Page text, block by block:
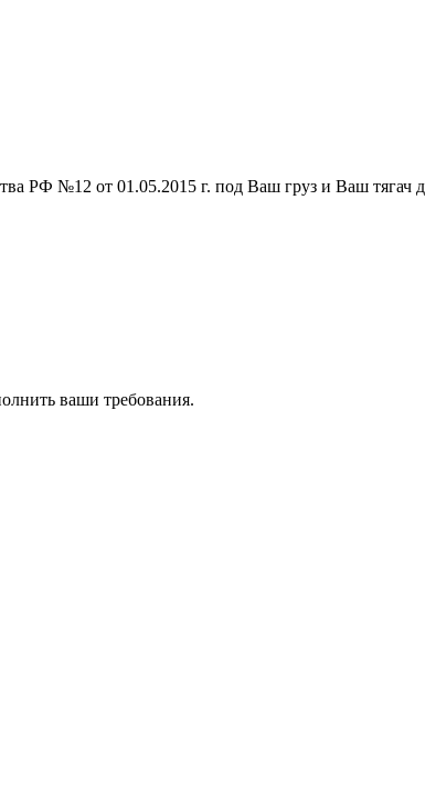
РФ №12 от 01.05.2015 г. под Ваш груз и Ваш тягач
ваши требования.